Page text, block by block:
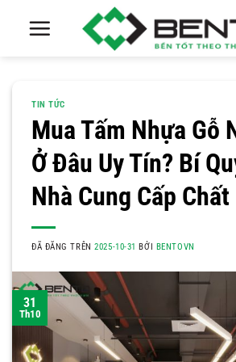
TIN TỨC
Mua Tấm Nhựa Gỗ
Ở Đâu Uy Tín? Bí
Nhà Cung Cấp
ĐÃ ĐĂNG TRÊN2025-10-31 BỞI BENTOVN
31
Th10